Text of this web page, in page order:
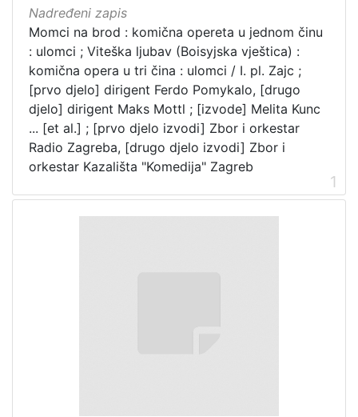
Nadređeni zapis
Momci na brod : komična opereta u jednom činu
: ulomci ; Viteška ljubav (Boisyjska vještica) :
komična opera u tri čina : ulomci / I. pl. Zajc ;
[prvo djelo] dirigent Ferdo Pomykalo, [drugo
djelo] dirigent Maks Mottl ; [izvode] Melita Kunc
... [et al.] ; [prvo djelo izvodi] Zbor i orkestar
Radio Zagreba, [drugo djelo izvodi] Zbor i
orkestar Kazališta "Komedija" Zagreb
1